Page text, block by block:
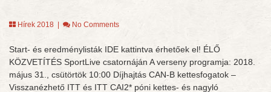
Hírek 2018 No Comments
Start- és eredménylisták IDE kattintva érhetőek el! ÉLŐ
KÖZVETÍTÉS SportLive csatornáján A verseny programja: 2018.
május 31., csütörtök 10:00 Díjhajtás CAN-B kettesfogatok –
Visszanézhető ITT és ITT CAI2* póni kettes- és nagyló